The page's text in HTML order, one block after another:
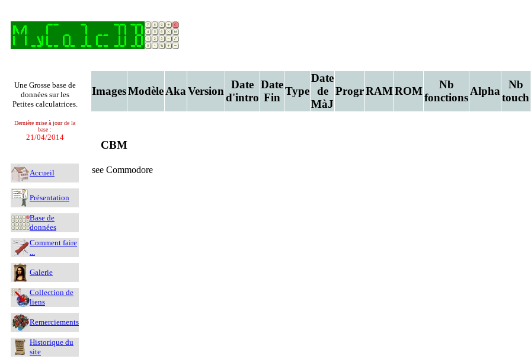
Une Grosse base de
données sur les
Petites calculatrices.
Dernière mise à jour de la
base :
21/04/2014
Accueil
Présentation
Base de
données
Comment faire
...
Galerie
Collection de
liens
Remerciements
Historique du
site
ImagesModèleAkaVersion
Date
d'intro
Date
Fin
Type
Date
de
MàJ
ProgrRAMROM
Nb
fonctions
Alpha
Nb
touch
CBM
see Commodore